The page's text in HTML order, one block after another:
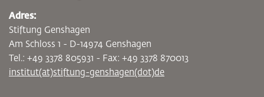
Adres:
Stiftung Genshagen
Am Schloss 1 - D-14974 Genshagen
Tel.: +49 3378 805931 - Fax: +49 3378 870013
institut(at)stiftung-genshagen(dot)de